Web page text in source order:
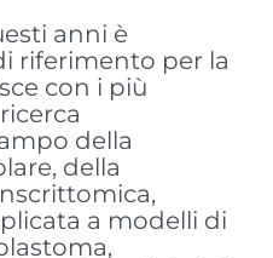
anni è
riferimento per la
con i più
della
della
a modelli di